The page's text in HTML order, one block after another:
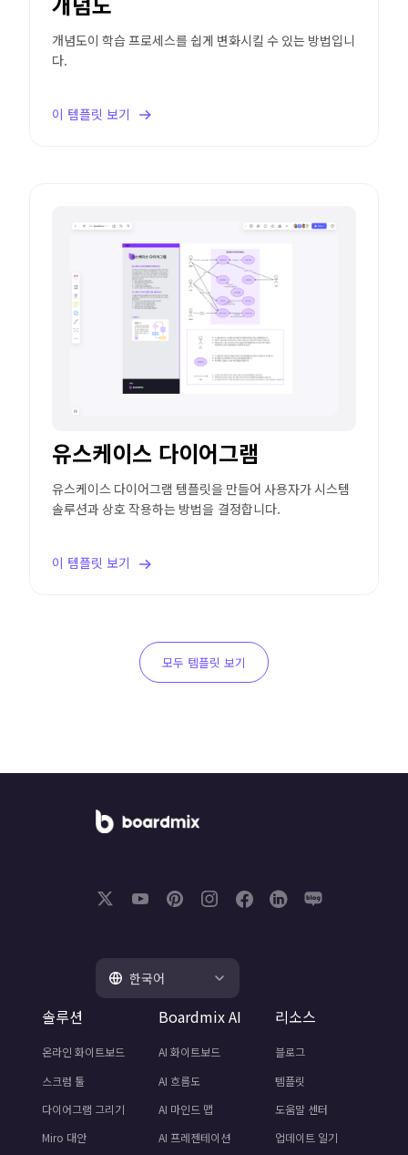
개념도이 학습 프로세스를 쉽게 변화시킬 수 있는 방법입니
다.
이 템플릿 보기
유스케이스 다이어그램
유스케이스 다이어그램 템플릿을 만들어 사용자가 시스템
솔루션과 상호 작용하는 방법을 결정합니다.
이 템플릿 보기
모두 템플릿 보기
한국어
솔루션
온라인 화이트보드
스크럼 툴
다이어그램 그리기
Miro 대안
Boardmix AI
AI 화이트보드
AI 흐름도
AI 마인드 맵
AI 프레젠테이션
리소스
블로그
템플릿
도움말 센터
업데이트 일기